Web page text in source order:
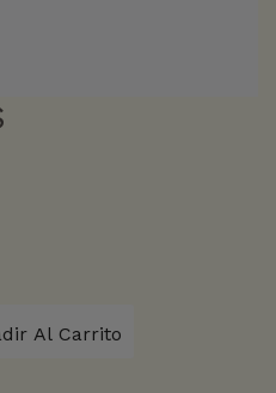
Al Carrito